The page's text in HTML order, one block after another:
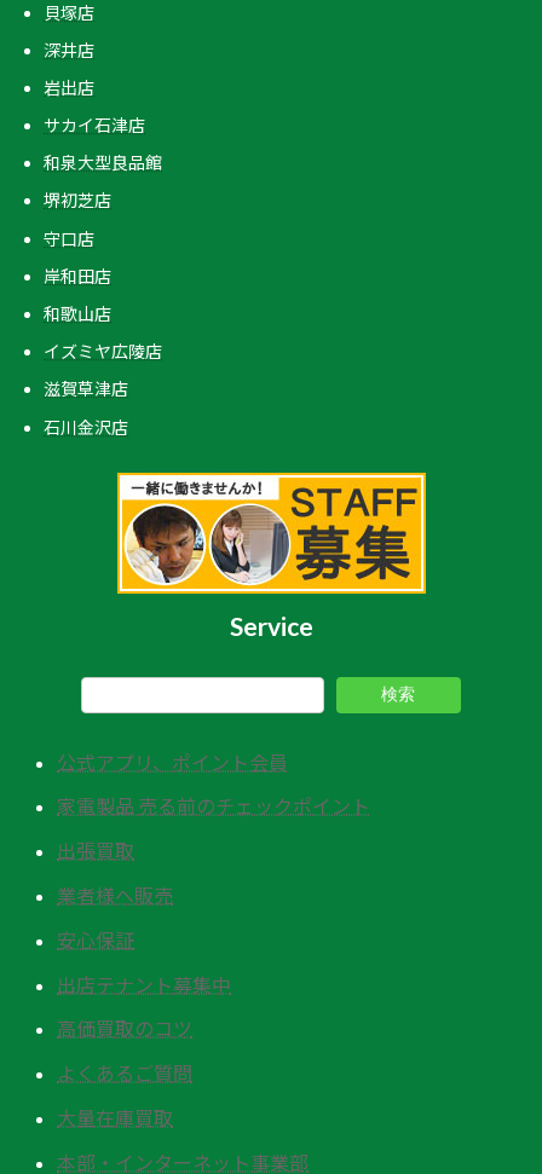
貝塚店
深井店
岩出店
サカイ石津店
和泉大型良品館
堺初芝店
守口店
岸和田店
和歌山店
イズミヤ広陵店
滋賀草津店
石川金沢店
Service
検索
公式アプリ、ポイント会員
家電製品 売る前のチェックポイント
出張買取
業者様へ販売
安心保証
出店テナント募集中
高価買取のコツ
よくあるご質問
大量在庫買取
本部・インターネット事業部